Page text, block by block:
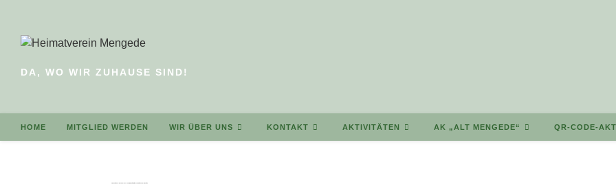
DA, WO WIR ZUHAUSE SIND!
HOME MITGLIED WERDEN WIR ÜBER UNS KONTAKT AKTIVITÄTEN AK „ALT MENGEDE“ QR-CODE-